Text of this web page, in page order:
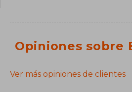
Opiniones sobre
Ver más opiniones de clientes